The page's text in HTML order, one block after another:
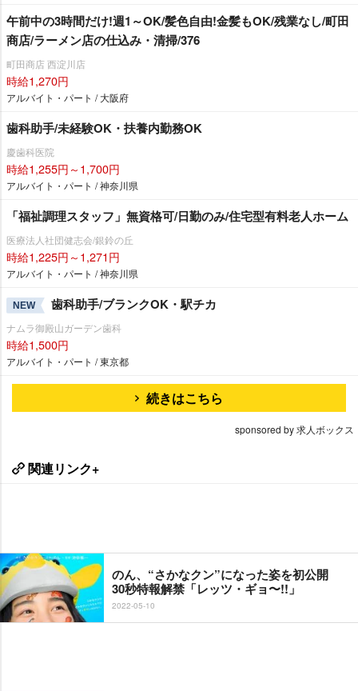
午前中の3時間だけ!週1～OK/髪色自由!金髪もOK/残業なし/町田
商店/ラーメン店の仕込み・清掃/376
町田商店 西淀川店
時給1,270円
アルバイト・パート / 大阪府
歯科助手/未経験OK・扶養内勤務OK
慶歯科医院
時給1,255円～1,700円
アルバイト・パート / 神奈川県
「福祉調理スタッフ」無資格可/日勤のみ/住宅型有料老人ホーム
医療法人社団健志会/銀鈴の丘
時給1,225円～1,271円
アルバイト・パート / 神奈川県
NEW 歯科助手/ブランクOK・駅チカ
ナムラ御殿山ガーデン歯科
時給1,500円
アルバイト・パート / 東京都
続きはこちら
sponsored by 求人ボックス
関連リンク+
のん、“さかなクン”になった姿を初公開
30秒特報解禁「レッツ・ギョ〜!!」
2022-05-10